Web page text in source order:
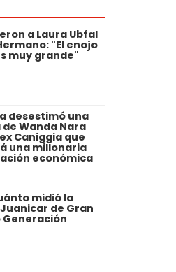
a Laura Ubfal
"El enojo
muy grande"
desestimó una
Wanda Nara
Caniggia que
una millonaria
económica
midió la
de Gran
Generación